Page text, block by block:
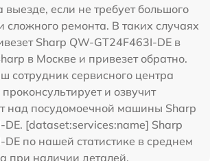
выезде, если не требует большого
сложного ремонта. В таких случаях
Sharp QW-GT24F463I-DE в
в Москве и привезет обратно.
сотрудник сервисного центра
и озвучит
над посудомоечной машины Sharp
[dataset:services:name] Sharp
по нашей статистике в среднем
при наличии деталей.